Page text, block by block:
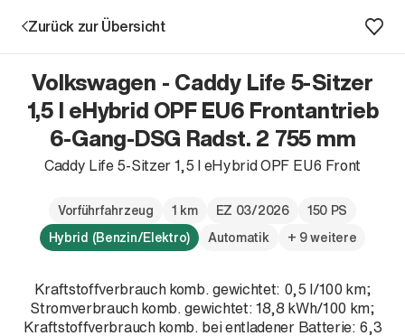
Aktion
Unternehmen
Zurück zur Übersicht
Volkswagen - Caddy Life 5-Sitzer
1,5 l eHybrid OPF EU6 Frontantrieb
6-Gang-DSG Radst. 2 755 mm
Caddy Life 5-Sitzer 1,5 l eHybrid OPF EU6 Front
Vorführfahrzeug 1 km EZ 03/2026
150 PS
Hybrid (Benzin/Elektro)
Automatik + 9 weitere
Kraftstoffverbrauch komb. gewichtet: 0,5 l/100 km;
Stromverbrauch komb. gewichtet: 18,8 kWh/100 km;
Kraftstoffverbrauch komb. bei entladener Batterie: 6,3